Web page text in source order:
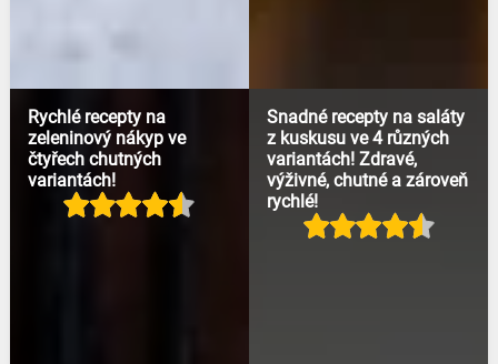
Rychlé recepty na
zeleninový nákyp ve
čtyřech chutných
variantách!
Snadné recepty na saláty
z kuskusu ve 4 různých
variantách! Zdravé,
výživné, chutné a zároveň
rychlé!